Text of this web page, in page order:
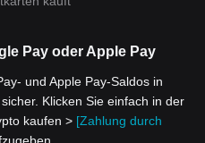
Pay oder Apple Pay
und Apple Pay-Saldos in
Klicken Sie einfach in der
kaufen > [Zahlung durch